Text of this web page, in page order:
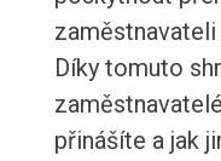
Díky tomuto
přinášíte a jak